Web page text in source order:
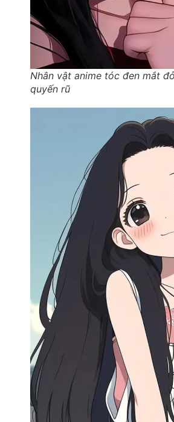
Nhân vật anime tóc đen mắt
quyến rũ